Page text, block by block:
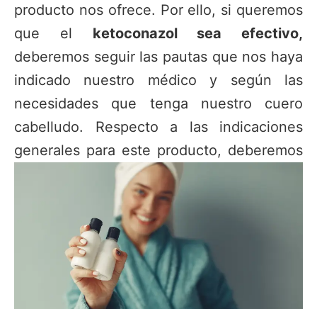
producto nos ofrece. Por ello, si queremos
que el ketoconazol sea efectivo,
deberemos seguir las pautas que nos haya
indicado nuestro médico y según las
necesidades que tenga nuestro cuero
cabelludo. Respecto a las indicaciones
generales para este producto, deberemos